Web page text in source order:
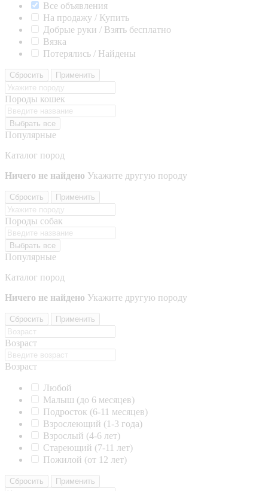
Все объявления
На продажу / Купить
Добрые руки / Взять бесплатно
Вязка
Потерялись / Найдены
Сбросить Применить
Породы кошек
Выбрать все
Популярные
Каталог пород
Ничего не найдено Укажите другую породу
Сбросить Применить
Породы собак
Выбрать все
Популярные
Каталог пород
Ничего не найдено Укажите другую породу
Сбросить Применить
Возраст
Возраст
Любой
Малыш (до 6 месяцев)
Подросток (6-11 месяцев)
Взрослеющий (1-3 года)
Взрослый (4-6 лет)
Стареющий (7-11 лет)
Пожилой (от 12 лет)
Сбросить Применить